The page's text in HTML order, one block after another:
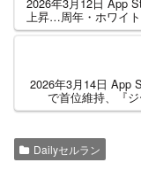
2026年3月12日 App
上昇…周年・ホワイ
2026年3月14日 App
で首位維持、『
Dailyセルラン